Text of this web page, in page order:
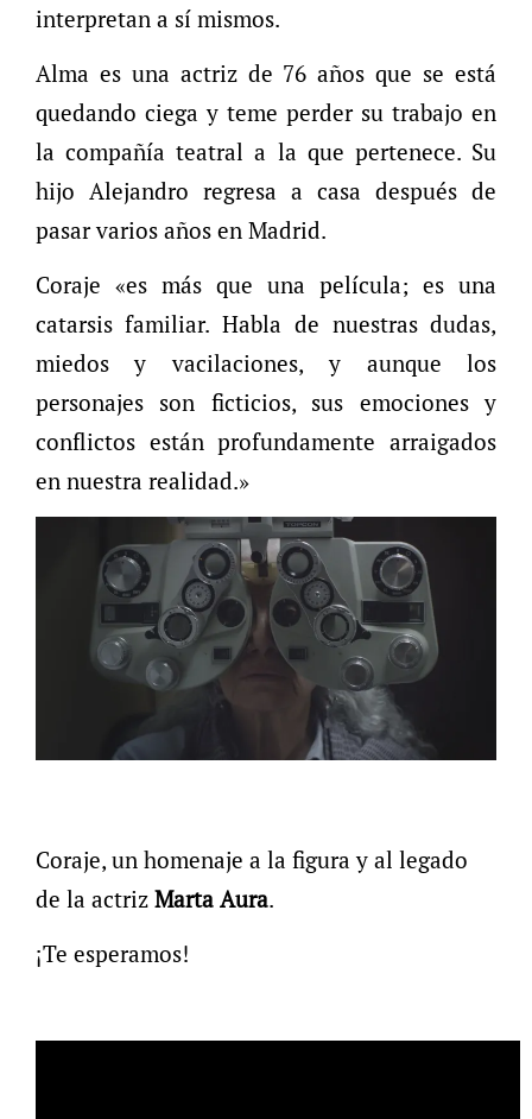
interpretan a sí mismos.
Alma es una actriz de 76 años que se está
quedando ciega y teme perder su trabajo en
la compañía teatral a la que pertenece. Su
hijo Alejandro regresa a casa después de
pasar varios años en Madrid.
Coraje «es más que una película; es una
catarsis familiar. Habla de nuestras dudas,
miedos y vacilaciones, y aunque los
personajes son ficticios, sus emociones y
conflictos están profundamente arraigados
en nuestra realidad.»
Coraje, un homenaje a la figura y al legado
de la actriz Marta Aura.
¡Te esperamos!